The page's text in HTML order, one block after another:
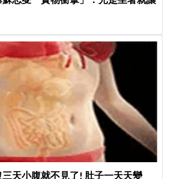
天小腹就不見了! 肚子一天天變